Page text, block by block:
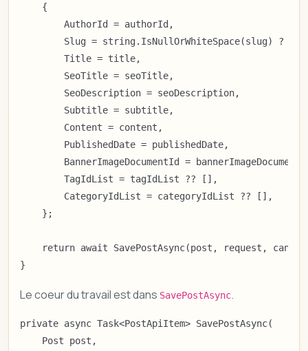
    {
        AuthorId = authorId,
Slug = string.IsNullOrWhiteSpace(slug) ?
        Title = title,
        SeoTitle = seoTitle,
        SeoDescription = seoDescription,
        Subtitle = subtitle,
        Content = content,
        PublishedDate = publishedDate,
BannerImageDocumentId =
        TagIdList = tagIdList ?? [],
        CategoryIdList = categoryIdList ?? [],
    };
return await SavePostAsync(post, request,
}
Le coeur du travail est dans SavePostAsync.
private async Task<PostApiItem> SavePostAsync(
    Post post,